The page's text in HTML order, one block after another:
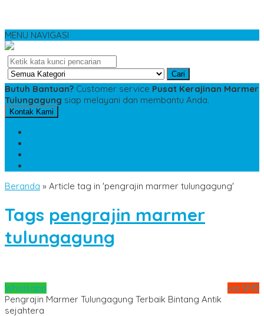
MENU NAVIGASI
Cari
Butuh Bantuan? Customer service Pusat Kerajinan Marmer
Tulungagung siap melayani dan membantu Anda.
Kontak Kami
Beranda » Article tag in 'pengrajin marmer tulungagung'
Tags pengrajin marmer
tulungagung
Whatsapp
via SMS
Pengrajin Marmer Tulungagung Terbaik Bintang Antik
sejahtera